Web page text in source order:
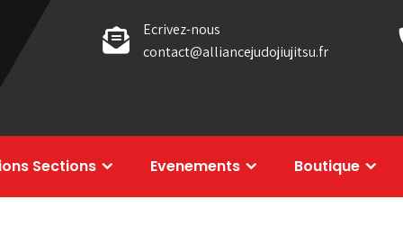
Ecrivez-nous
contact@alliancejudojiujitsu.fr
Sections Evenements Boutique